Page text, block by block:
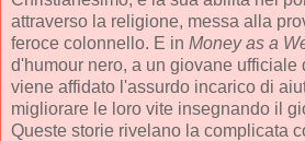
attraverso la religione, messa alla
feroce colonnello. E in Money as a
d'humour nero, a un giovane ufficiale
viene affidato l'assurdo incarico di
migliorare le loro vite insegnando il
Queste storie rivelano la complicata